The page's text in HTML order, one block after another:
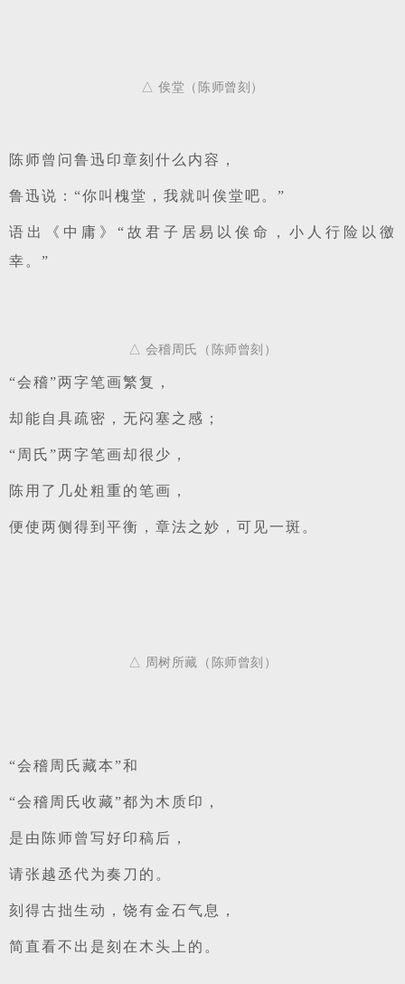
△ 俟堂（陈师曾刻）
陈师曾问鲁迅印章刻什么内容，
鲁迅说：“你叫槐堂，我就叫俟堂吧。”
语出《中庸》“故君子居易以俟命，小人行险以徼
幸。”
△ 会稽周氏（陈师曾刻）
“会稽”两字笔画繁复，
却能自具疏密，无闷塞之感；
“周氏”两字笔画却很少，
陈用了几处粗重的笔画，
便使两侧得到平衡，章法之妙，可见一斑。
△ 周树所藏（陈师曾刻）
“会稽周氏藏本”和
“会稽周氏收藏”都为木质印，
是由陈师曾写好印稿后，
请张越丞代为奏刀的。
刻得古拙生动，饶有金石气息，
简直看不出是刻在木头上的。